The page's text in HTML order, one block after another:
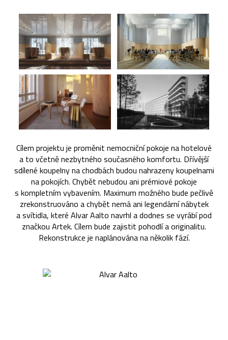
Cílem projektu je proměnit nemocniční pokoje na hotelové
a to včetně nezbytného současného komfortu. Dřívější
sdílené koupelny na chodbách budou nahrazeny koupelnami
na pokojích. Chybět nebudou ani prémiové pokoje
s kompletním vybavením. Maximum možného bude pečlivě
zrekonstruováno a chybět nemá ani legendární nábytek
a svítidla, které Alvar Aalto navrhl a dodnes se vyrábí pod
značkou Artek. Cílem bude zajistit pohodlí a originalitu.
Rekonstrukce je naplánována na několik fází.